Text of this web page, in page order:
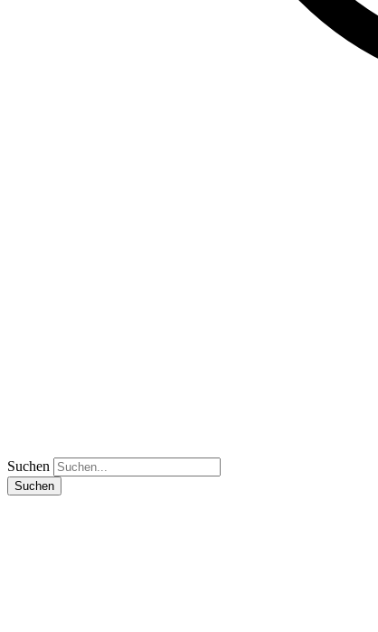
Suchen
Suchen